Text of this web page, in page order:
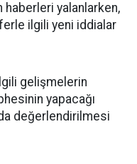
haberleri yalanlarken,
ilgili yeni iddialar
gelişmelerin
yapacağı
değerlendirilmesi